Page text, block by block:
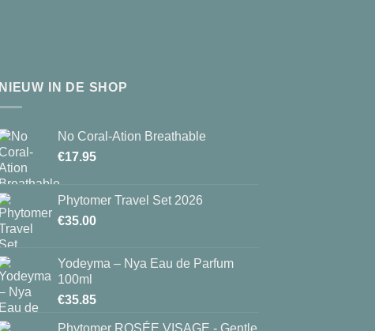
NIEUW IN DE SHOP
No Coral-Ation Breathable
€17.95
Phytomer Travel Set 2026
€35.00
Yodeyma – Nya Eau de Parfum
100ml
€35.85
Phytomer ROSÉE VISAGE - Gentle